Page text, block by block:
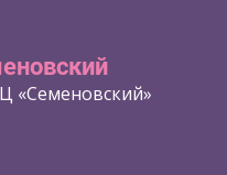
«Семеновский»